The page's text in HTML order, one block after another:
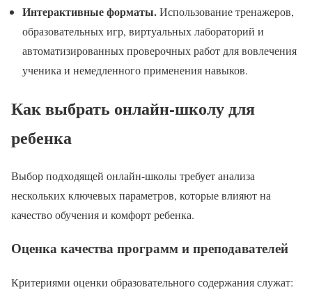
Интерактивные форматы.Использование тренажеров,
образовательных игр, виртуальных лабораторий и
автоматизированных проверочных работ для вовлечения
ученика и немедленного применения навыков.
Как выбрать онлайн-школу для
ребенка
Выбор подходящей онлайн-школы требует анализа
нескольких ключевых параметров, которые влияют на
качество обучения и комфорт ребенка.
Оценка качества программ и преподавателей
Критериями оценки образовательного содержания служат: